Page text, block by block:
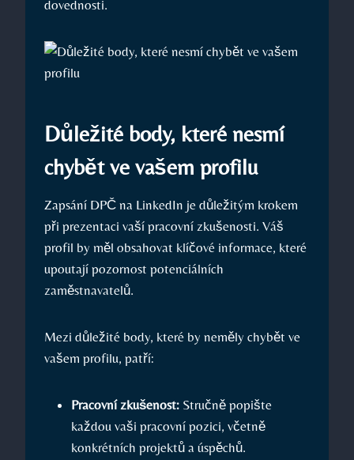
⁣dovednosti.
Důležité body, které nesmí
chybět ‌ve vašem ⁣profilu
Zapsání DPČ na LinkedIn je⁢ důležitým krokem
při prezentaci vaší ​pracovní zkušenosti. Váš
‍profil by měl obsahovat⁢ klíčové​ informace, které
upoutají ⁣pozornost‍ potenciálních
zaměstnavatelů.
Mezi⁣ důležité‌ body,‌ které by neměly chybět ​ve
vašem profilu, ‌patří:
Pracovní‍ zkušenost: Stručně popište
každou vaši pracovní pozici,​ včetně
konkrétních projektů a úspěchů.